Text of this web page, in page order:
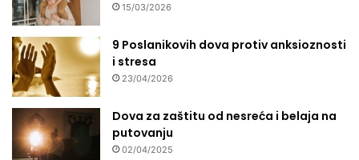
15/03/2026
9 Poslanikovih dova protiv anksioznosti
i stresa
23/04/2026
Dova za zaštitu od nesreća i belaja na
putovanju
02/04/2025